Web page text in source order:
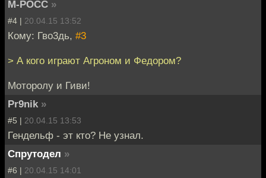
М-РОСС »
#4 | 20.04.15 13:52
Кому: Гво3дь, #3
> А кого играют Агроном и Федором?
Моторолу и Гиви!
Pr9nik »
#5 | 20.04.15 13:53
Гендельф - эт кто? Не узнал.
Спрутодел »
#6 | 20.04.15 14:01